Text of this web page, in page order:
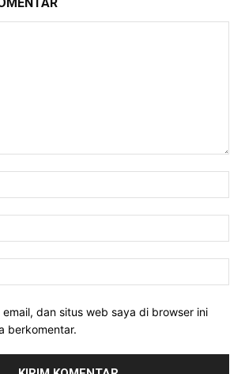
email, dan situs web saya di browser ini
berkomentar.